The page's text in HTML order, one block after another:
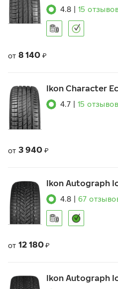
4.8 15
от 8 140 ₽
Ikon Character
4.7 15 отзывов
от 3 940 ₽
Ikon Autograph
4.8 67
от 12 180 ₽
Ikon Autograph